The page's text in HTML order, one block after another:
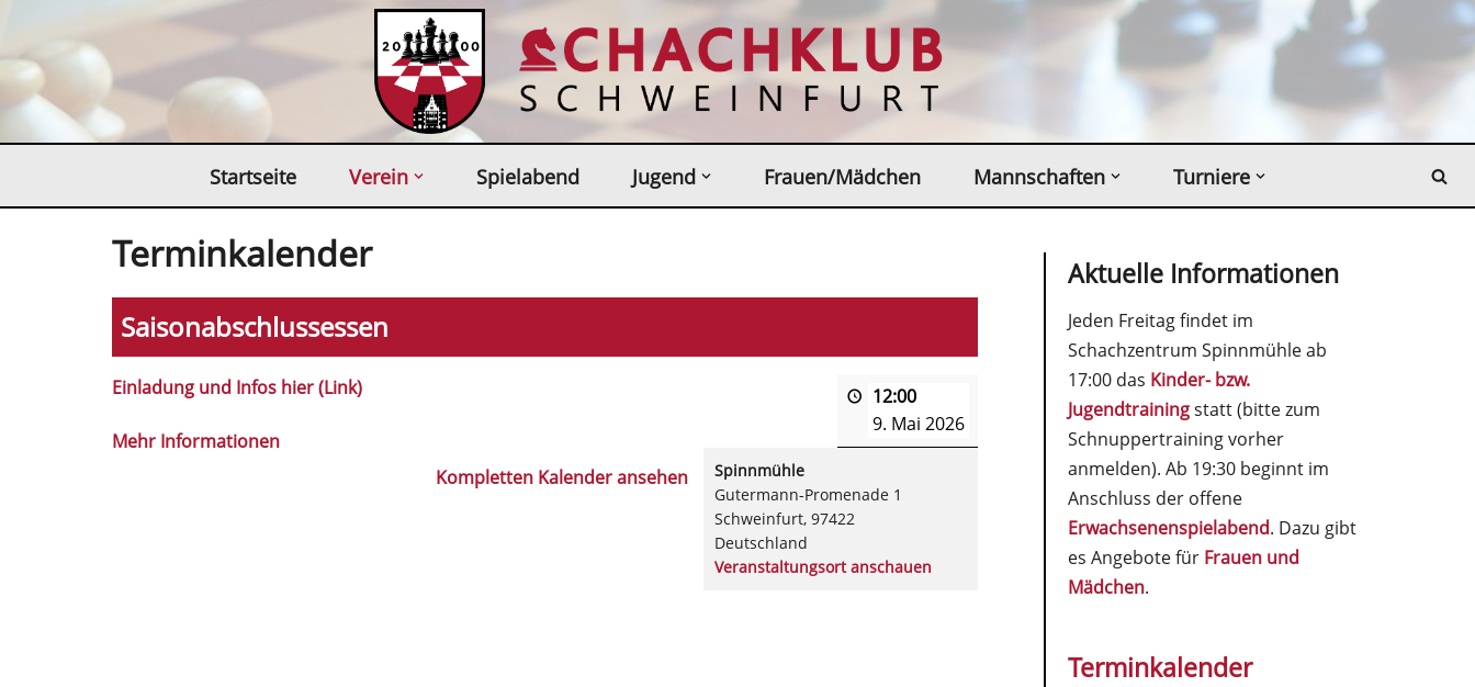
Zum
Inhalt
springen
Startseite Verein Spielabend Jugend Frauen/Mädchen Mannschaften Turniere
Terminkalender
Saisonabschlussessen
12:00
9. Mai 2026
Einladung und Infos hier (Link)
Spinnmühle
Gutermann-Promenade 1
Schweinfurt, 97422
Deutschland
Veranstaltungsort anschauen
Mehr Informationen
Kompletten Kalender ansehen
Aktuelle Informationen
Jeden Freitag findet im
Schachzentrum Spinnmühle ab
17:00 das Kinder- bzw.
Jugendtrainingstatt (bitte zum
Schnuppertraining vorher
anmelden). Ab 19:30 beginnt im
Anschluss der offene
Erwachsenenspielabend. Dazu gibt
es Angebote für Frauen und
Mädchen.
Terminkalender